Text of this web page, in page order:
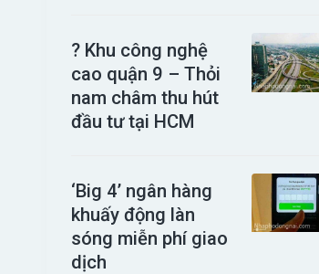
? Khu công nghệ
cao quận 9 – Thỏi
nam châm thu hút
đầu tư tại HCM
‘Big 4’ ngân hàng
khuấy động làn
sóng miễn phí giao
dịch